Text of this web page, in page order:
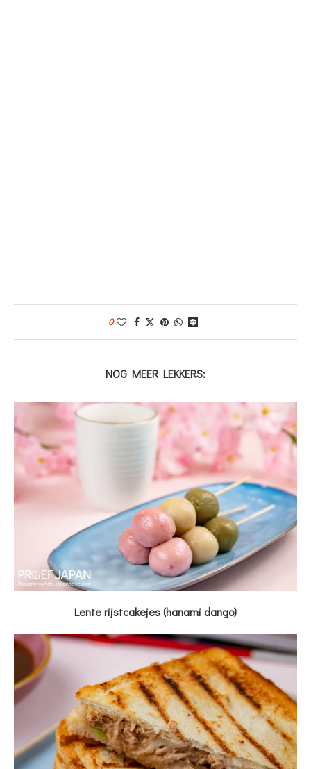
0
NOG MEER LEKKERS:
Lente rijstcakejes (hanami dango)